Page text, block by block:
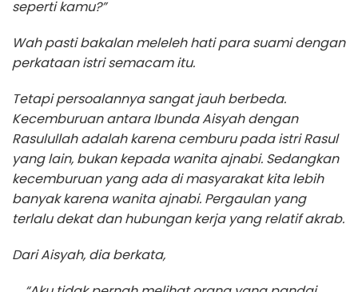
seperti kamu?”
Wah pasti bakalan meleleh hati para suami dengan
perkataan istri semacam itu.
Tetapi persoalannya sangat jauh berbeda.
Kecemburuan antara Ibunda Aisyah dengan
Rasulullah adalah karena cemburu pada istri Rasul
yang lain, bukan kepada wanita ajnabi. Sedangkan
kecemburuan yang ada di masyarakat kita lebih
banyak karena wanita ajnabi. Pergaulan yang
terlalu dekat dan hubungan kerja yang relatif akrab.
Dari Aisyah, dia berkata,